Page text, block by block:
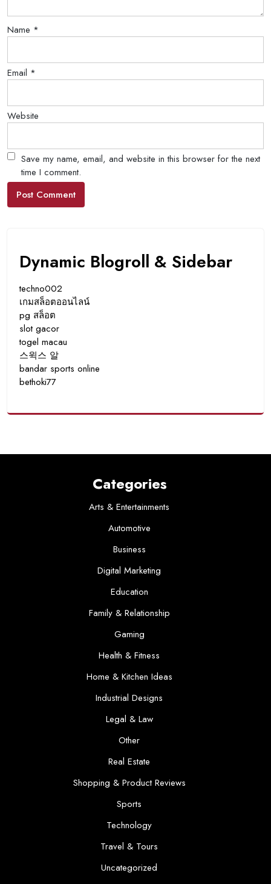
Name *
Email *
Website
Save my name, email, and website in this browser for the next
time I comment.
Dynamic Blogroll & Sidebar
techno002
เกมสล็อตออนไลน์
pg สล็อต
slot gacor
togel macau
스윅스 알
bandar sports online
bethoki77
Categories
Arts & Entertainments
Automotive
Business
Digital Marketing
Education
Family & Relationship
Gaming
Health & Fitness
Home & Kitchen Ideas
Industrial Designs
Legal & Law
Other
Real Estate
Shopping & Product Reviews
Sports
Technology
Travel & Tours
Uncategorized